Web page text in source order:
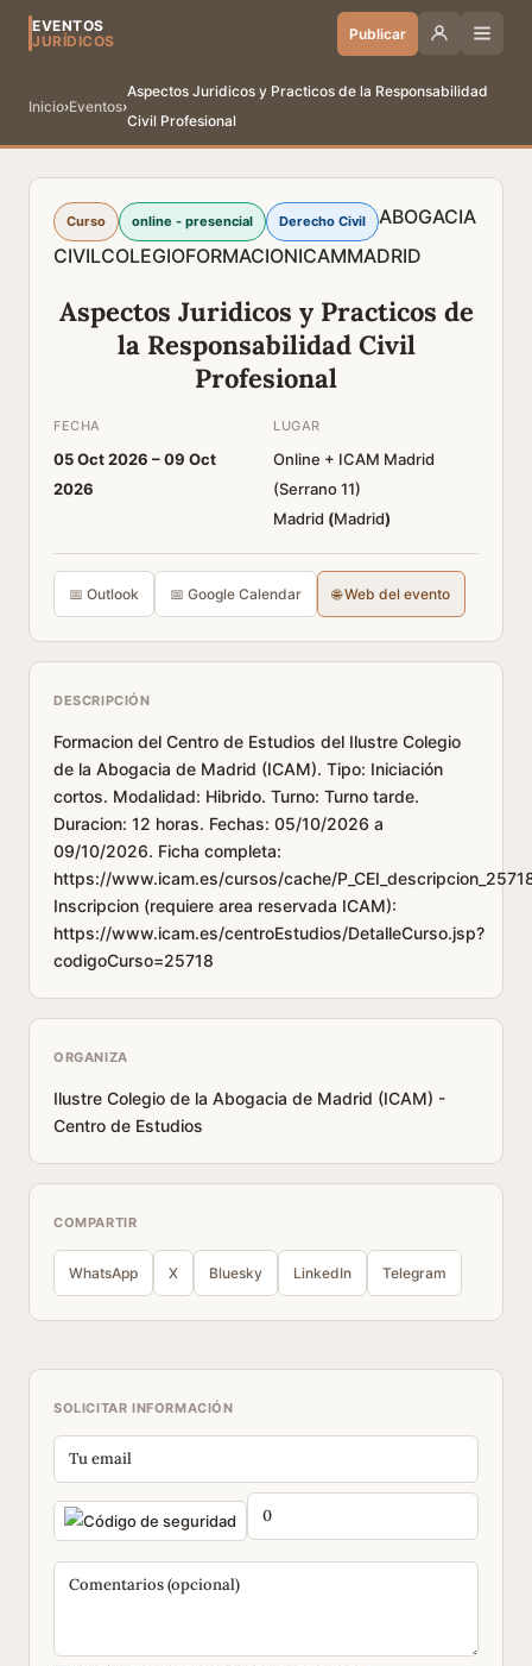
EVENTOS
JURÍDICOS
Publicar
Inicio›Eventos›
Aspectos Juridicos y Practicos de la Responsabilidad
Civil Profesional
Curso online - presencial Derecho Civil
ABOGACIA
CIVILCOLEGIOFORMACIONICAMMADRID
Aspectos Juridicos y Practicos de
la Responsabilidad Civil
Profesional
FECHA
05 Oct 2026 –09 Oct
2026
LUGAR
Online + ICAM Madrid
(Serrano 11)
Madrid (Madrid)
📅 Outlook 📅 Google Calendar 🌐 Web del evento
DESCRIPCIÓN
Formacion del Centro de Estudios del Ilustre Colegio
de la Abogacia de Madrid (ICAM). Tipo: Iniciación
cortos. Modalidad: Hibrido. Turno: Turno tarde.
Duracion: 12 horas. Fechas: 05/10/2026 a
09/10/2026. Ficha completa:
https://www.icam.es/cursos/cache/
Inscripcion (requiere area reservada ICAM):
https://www.icam.es/centroEstudios/DetalleCurso.jsp?
codigoCurso=25718
ORGANIZA
Ilustre Colegio de la Abogacia de Madrid (ICAM) -
Centro de Estudios
COMPARTIR
WhatsApp X Bluesky LinkedIn Telegram
SOLICITAR INFORMACIÓN